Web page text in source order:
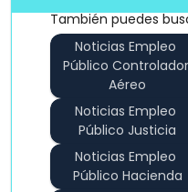
También puedes
Noticias Empleo
Público Controlador
Aéreo
Noticias Empleo
Público Justicia
Noticias Empleo
Público Hacienda